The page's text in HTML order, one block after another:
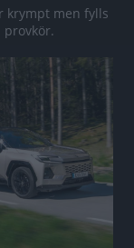
krympt men fylls
provkör.